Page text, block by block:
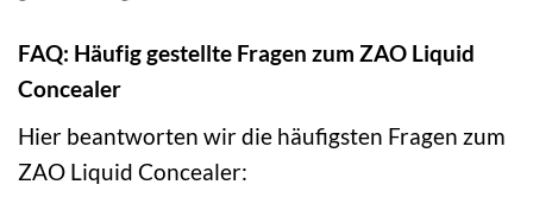
FAQ: Häufig gestellte Fragen zum ZAO Liquid
Concealer
Hier beantworten wir die häufigsten Fragen zum
ZAO Liquid Concealer: